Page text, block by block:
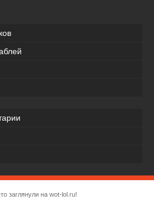
заглянули на wot-lol.ru!